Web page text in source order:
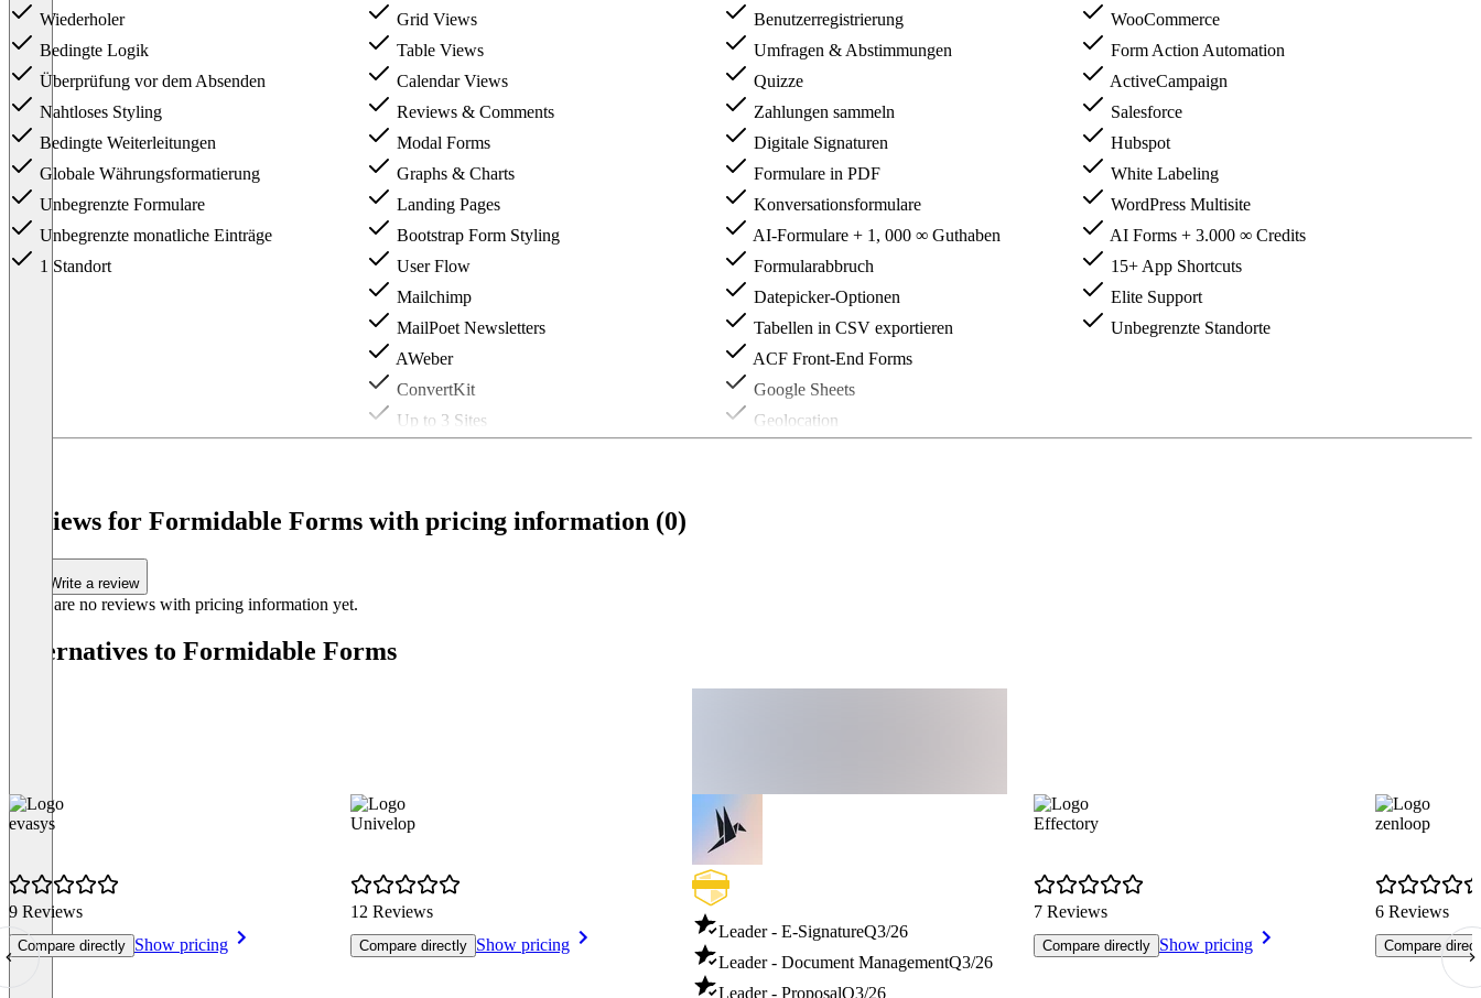
Wiederholer
Bedingte Logik
Überprüfung vor dem Absenden
Nahtloses Styling
Bedingte Weiterleitungen
Globale Währungsformatierung
Unbegrenzte Formulare
Unbegrenzte monatliche Einträge
1 Standort
Grid Views
Table Views
Calendar Views
Reviews & Comments
Modal Forms
Graphs & Charts
Landing Pages
Bootstrap Form Styling
User Flow
Mailchimp
MailPoet Newsletters
AWeber
ConvertKit
Up to 3 Sites
Benutzerregistrierung
Umfragen & Abstimmungen
Quizze
Zahlungen sammeln
Digitale Signaturen
Formulare in PDF
Konversationsformulare
AI-Formulare + 1, 000 ∞ Guthaben
Formularabbruch
Datepicker-Optionen
Tabellen in CSV exportieren
ACF Front-End Forms
Google Sheets
Geolocation
WooCommerce
Form Action Automation
ActiveCampaign
Salesforce
Hubspot
White Labeling
WordPress Multisite
AI Forms + 3.000 ∞ Credits
15+ App Shortcuts
Elite Support
Unbegrenzte Standorte
4
Reviews for Formidable Forms with pricing information (0)
Write a review
There are no reviews with pricing information yet.
Alternatives to Formidable Forms
evasys
9 Reviews
Compare directly Show pricing
Univelop
12 Reviews
Compare directly Show pricing
Leader - E-SignatureQ3/26
Leader - Document ManagementQ3/26
Leader - ProposalQ3/26
Effectory
7 Reviews
Compare directly Show pricing
zenloop
6 Reviews
Compare